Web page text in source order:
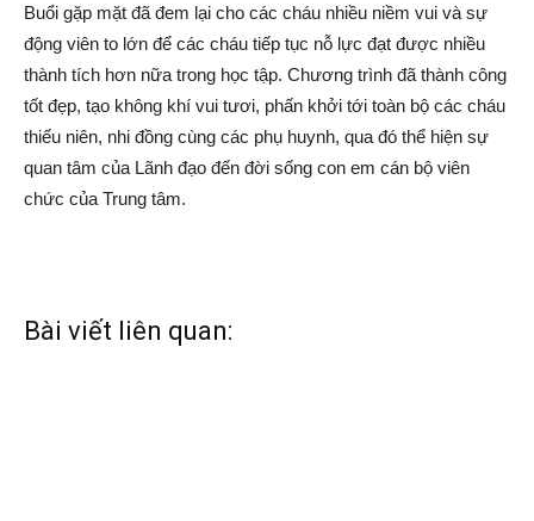
Buổi gặp mặt đã đem lại cho các cháu nhiều niềm vui và sự
động viên to lớn để các cháu tiếp tục nỗ lực đạt được nhiều
thành tích hơn nữa trong học tập. Chương trình đã thành công
tốt đẹp, tạo không khí vui tươi, phấn khởi tới toàn bộ các cháu
thiếu niên, nhi đồng cùng các phụ huynh, qua đó thể hiện sự
quan tâm của Lãnh đạo đến đời sống con em cán bộ viên
chức của Trung tâm.
Bài viết liên quan: